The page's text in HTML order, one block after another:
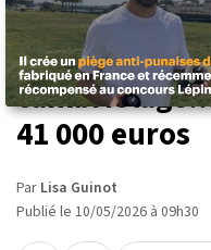
Il vire son
n'empêche
41 000 euros
Par Lisa Guinot
Publié le 10/05/2026 à 09h30